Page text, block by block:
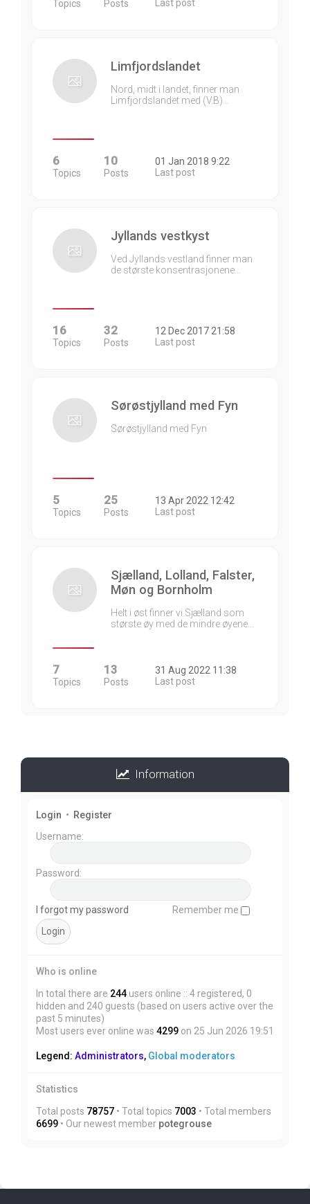
Topics Posts
Last post
Limfjordslandet
Nord, midt i landet, finner man
Limfjordslandet med (V.B)…
6
Topics
10
Posts
01 Jan 2018 9:22
Last post
Jyllands vestkyst
Ved Jyllands vestland finner man
de største konsentrasjonene…
16
Topics
32
Posts
12 Dec 2017 21:58
Last post
Sørøstjylland med Fyn
Sørøstjylland med Fyn
5
Topics
25
Posts
13 Apr 2022 12:42
Last post
Sjælland, Lolland, Falster,
Møn og Bornholm
Helt i øst finner vi Sjælland som
største øy med de mindre øyene…
7
Topics
13
Posts
31 Aug 2022 11:38
Last post
Information
Login • Register
Username:
Password:
I forgot my password Remember me
Who is online
In total there are 244 users online :: 4 registered, 0
hidden and 240 guests (based on users active over the
past 5 minutes)
Most users ever online was 4299 on 25 Jun 2026 19:51
Legend: Administrators, Global moderators
Statistics
Total posts 78757 • Total topics 7003 • Total members
6699 • Our newest member potegrouse